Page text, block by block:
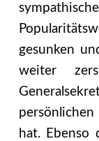
gesunken
weiter
hat. Ebenso